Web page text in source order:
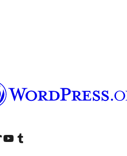
લોઅમારી YouTube ચેનલની મુલાકાત લો અમારા Tumblr એકાઉન્ટની મુલાકાત લો